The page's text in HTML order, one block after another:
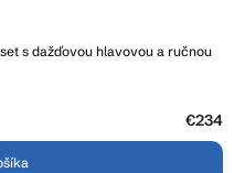
s dažďovou hlavovou a ručnou
€234